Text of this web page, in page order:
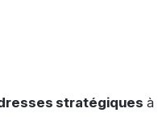
stratégiques à